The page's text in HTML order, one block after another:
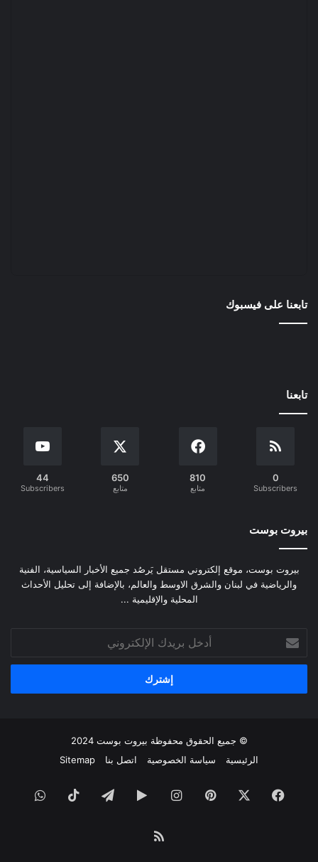
تابعنا على فيسبوك
تابعنا
0
Subscribers
810
متابع
650
متابع
44
Subscribers
بيروت بوست
بيروت بوست، موقع إلكتروني مستقل يَرصُد جميع الأخبار السياسية، الفنية
والرياضية في لبنان والشرق الاوسط والعالم، بالإضافة إلى تحليل الأحداث
المحلية والإقليمية ...
بريدك
الإلكتروني
© جميع الحقوق محفوظة بيروت بوست 2024
الرئيسية
سياسة الخصوصية اتصل بنا Sitemap
فيسبوك بينتيريستانستقرام‏Googleتيلقرام ‫TikTok
ملخص